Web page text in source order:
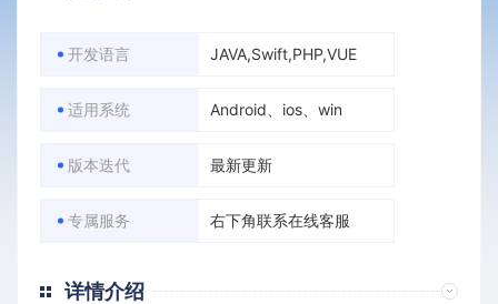
开发语言 JAVA,Swift,PHP,VUE
适用系统 Android、ios、win
版本迭代 最新更新
专属服务 右下角联系在线客服
详情介绍